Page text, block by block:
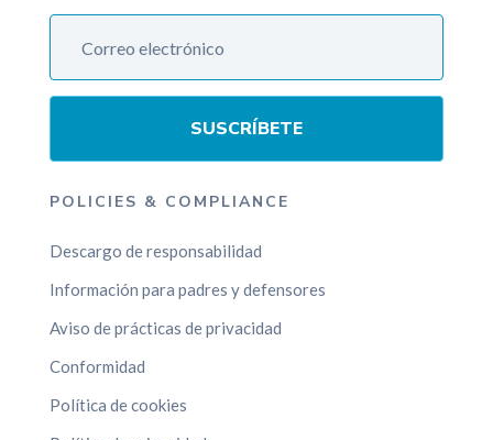
SUSCRÍBETE
POLICIES & COMPLIANCE
Descargo de responsabilidad
Información para padres y defensores
Aviso de prácticas de privacidad
Conformidad
Política de cookies